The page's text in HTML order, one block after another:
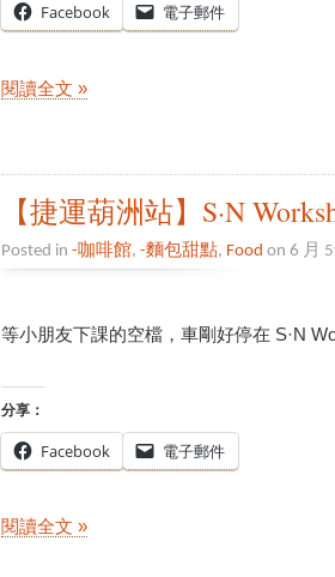
Facebook 電子郵件
閱讀全文 »
【捷運葫洲站】S·N
Posted in -咖啡館, -麵包甜點, Food on 6 月
等小朋友下課的空檔，車剛好停在 S·N
分享：
Facebook 電子郵件
閱讀全文 »